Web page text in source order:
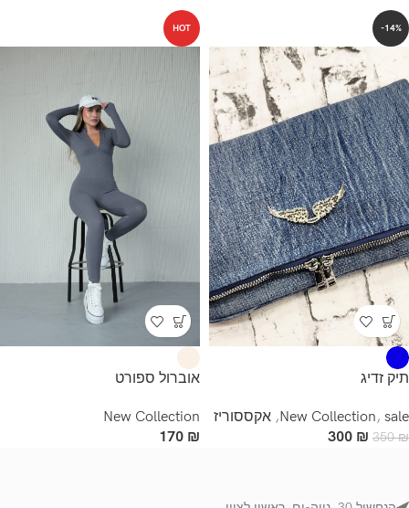
-14%
תיק זדיג
New Collection, sale
, אקססוריז
350₪
300 ₪
HOT
אוברול ספורט
New Collection
170 ₪